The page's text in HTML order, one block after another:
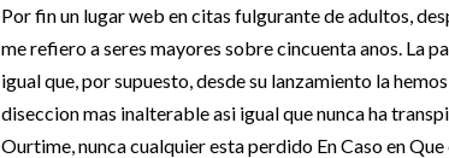
Por fin un lugar web en citas fulgurante de adultos,
me refiero a seres mayores sobre cincuenta anos. La
igual que, por supuesto, desde su lanzamiento la
diseccion mas inalterable asi­ igual que nunca ha
Ourtime, nunca cualquier esta perdido En Caso en